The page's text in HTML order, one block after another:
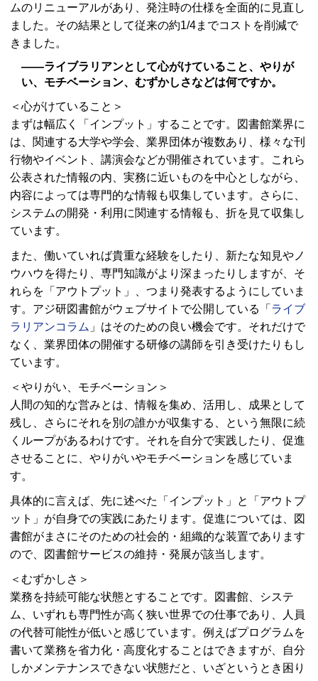
ムのリニューアルがあり、発注時の仕様を全面的に見直し
ました。その結果として従来の約1/4までコストを削減で
きました。
――ライブラリアンとして心がけていること、やりが
い、モチベーション、むずかしさなどは何ですか。
＜心がけていること＞
まずは幅広く「インプット」することです。図書館業界に
は、関連する大学や学会、業界団体が複数あり、様々な刊
行物やイベント、講演会などが開催されています。これら
公表された情報の内、実務に近いものを中心としながら、
内容によっては専門的な情報も収集しています。さらに、
システムの開発・利用に関連する情報も、折を見て収集し
ています。
また、働いていれば貴重な経験をしたり、新たな知見やノ
ウハウを得たり、専門知識がより深まったりしますが、そ
れらを「アウトプット」、つまり発表するようにしていま
す。アジ研図書館がウェブサイトで公開している「 ライブ
ラリアンコラム 」はそのための良い機会です。それだけで
なく、業界団体の開催する研修の講師を引き受けたりもし
ています。
＜やりがい、モチベーション＞
人間の知的な営みとは、情報を集め、活用し、成果として
残し、さらにそれを別の誰かが収集する、という無限に続
くループがあるわけです。それを自分で実践したり、促進
させることに、やりがいやモチベーションを感じていま
す。
具体的に言えば、先に述べた「インプット」と「アウトプ
ット」が自身での実践にあたります。促進については、図
書館がまさにそのための社会的・組織的な装置であります
ので、図書館サービスの維持・発展が該当します。
＜むずかしさ＞
業務を持続可能な状態とすることです。図書館、システ
ム、いずれも専門性が高く狭い世界での仕事であり、人員
の代替可能性が低いと感じています。例えばプログラムを
書いて業務を省力化・高度化することはできますが、自分
しかメンテナンスできない状態だと、いざというとき困り